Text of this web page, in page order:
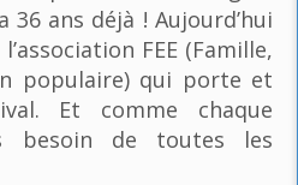
36 ans déjà ! Aujourd’hui
FEE (Famille,
populaire) qui porte et
Et comme chaque
besoin de toutes les